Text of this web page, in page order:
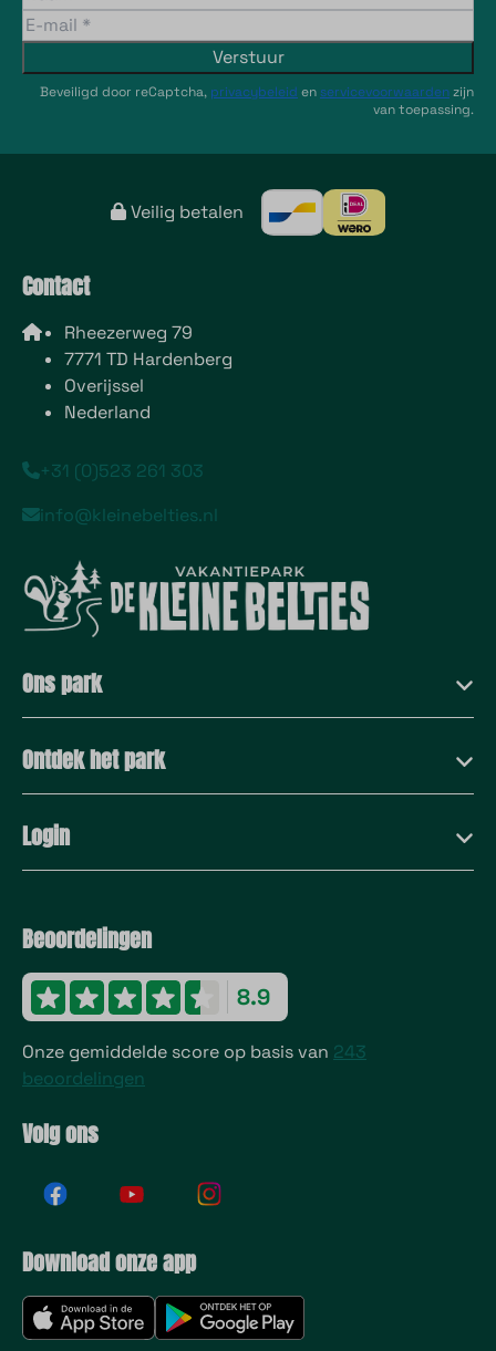
Verstuur
Beveiligd door reCaptcha, privacybeleid en servicevoorwaardenzijn
van toepassing.
Veilig betalen
Contact
Rheezerweg 79
7771 TD Hardenberg
Overijssel
Nederland
+31 (0)523 261 303
info@kleinebelties.nl
Ons park
Ontdek het park
Login
Beoordelingen
8.9
Onze gemiddelde score op basis van 243
beoordelingen
Volg ons
Download onze app